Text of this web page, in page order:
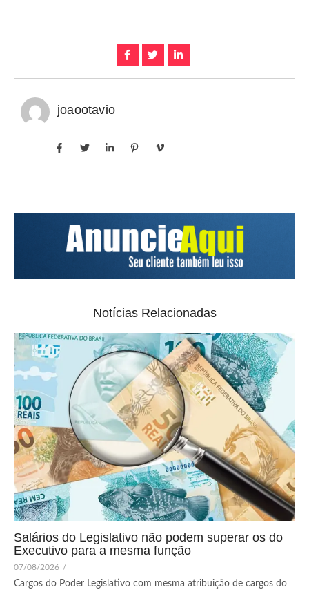
joaootavio
Notícias Relacionadas
Salários do Legislativo não podem superar os do
Executivo para a mesma função
07/08/2026 /
Cargos do Poder Legislativo com mesma atribuição de cargos do